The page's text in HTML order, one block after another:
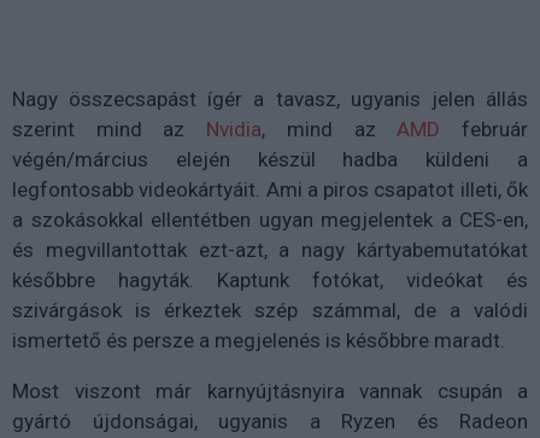
Nagy összecsapást ígér a tavasz, ugyanis jelen állás
szerint mind az Nvidia, mind az AMD február
végén/március elején készül hadba küldeni a
legfontosabb videokártyáit. Ami a piros csapatot illeti, ők
a szokásokkal ellentétben ugyan megjelentek a CES-en,
és megvillantottak ezt-azt, a nagy kártyabemutatókat
későbbre hagyták. Kaptunk fotókat, videókat és
szivárgások is érkeztek szép számmal, de a valódi
ismertető és persze a megjelenés is későbbre maradt.
Most viszont már karnyújtásnyira vannak csupán a
gyártó újdonságai, ugyanis a Ryzen és Radeon